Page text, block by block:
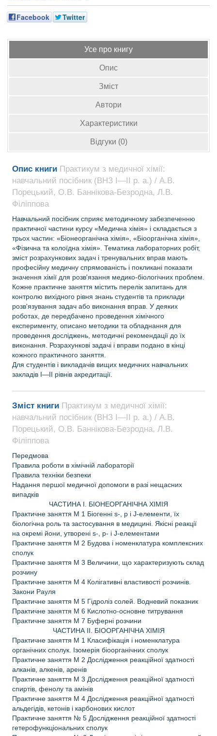
Facebook Twitter
Усе про книгу
Опис
Зміст
Автори
Характеристики
Відгуки (0)
Опис книги Практикум з медичної хімії:
навчальний посібник (ВНЗ І—ІІ р. а.) / А.В.
Порецький, О.В. Баннікова-Безродна, Л.В.
Філіппова
Навчальний посібник сприяє методичному забезпеченню
практичної частини курсу «Медична хімія» і складається з
трьох частин: «Біонеорганічна хімія», «Біоорганічна хімія»,
«Фізична та колоїдна хімія». Тематика лабораторних робіт,
зміст розрахункових задач і тренувальних вправ мають
професійну медичну спрямованість і покликані показати
значення хімії для розв'язання медико-біологічних проблем.
Кожне практичне заняття містить перелік запитань для
контролю вихідного рівня знань студентів та приклади
розв'язування задач або виконання вправ. У деяких
роботах, де передбачено проведення хімічного
експерименту, описано методики та обладнання для
проведення досліджень, методичні рекомендації до їх
виконання. Розрахункові задачі і вправи подано в кінці
кожного практичного заняття.
Для студентів і викладачів вищих медичних навчальних
закладів І—II рівнів акредитації.
Зміст книги Практикум з медичної хімії:
навчальний посібник (ВНЗ І—ІІ р. а.) / А.В.
Порецький, О.В. Баннікова-Безродна, Л.В.
Філіппова
Передмова
Правила роботи в хімічній лабораторії
Правила техніки безпеки
Надання першої медичної допомоги в разі нещасних
випадків
ЧАСТИНА I. БІОНЕОРГАНІЧНА ХІМІЯ
Практичне заняття М 1 Біогенні s-, p і J-елементи, їх
біологічна роль та застосування в медицині. Якісні реакції
на окремі йони, утворені s-, p- і J-елементами
Практичне заняття М 2 Будова і номенклатура комплексних
сполук
Практичне заняття М 3 Величини, що характеризують склад
розчину
Практичне заняття М 4 Колігативні властивості розчинів.
Закони Рауля
Практичне заняття М 5 Гідроліз солей. Водневий показник
Практичне заняття М 6 Кислотно-основне титрування
Практичне заняття М 7 Буферні розчини
ЧАСТИНА II. БІООРГАНІЧНА ХІМІЯ
Практичне заняття М 1 Класифікація і номенклатура
органічних сполук. Ізомерія біоорганічних сполук
Практичне заняття М 2 Дослідження реакційної здатності
алканів, алкенів, аренів
Практичне заняття М 3 Дослідження реакційної здатності
спиртів, фенолу та амінів
Практичне заняття М 4 Дослідження реакційної здатності
альдегідів, кетонів і карбонових кислот
Практичне заняття № 5 Дослідження реакційної здатності
гетерофункціональних сполук